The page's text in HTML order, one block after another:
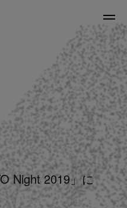
役員紹介
Night 2019」に